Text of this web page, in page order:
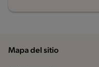
Mapa del sitio